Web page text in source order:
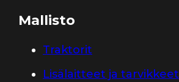
Mallisto
Traktorit
Lisälaitteet ja tarvikkeet